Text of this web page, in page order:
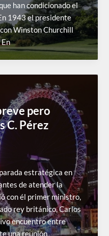
han condicionado el
1943 el presidente
Winston Churchill
pero
C. Pérez
estratégica en
de atender la
con él primer ministro,
rey británico, Carlos
encuentro entre
una reunión